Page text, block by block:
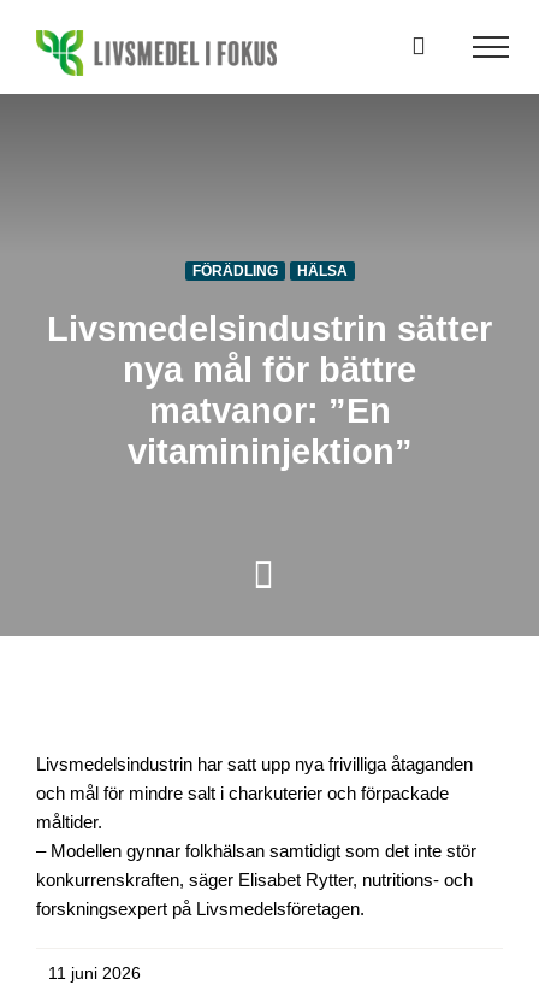
innehållet
FÖRÄDLING HÄLSA
Livsmedelsindustrin sätter
nya mål för bättre
matvanor: ”En
vitamininjektion”
Livsmedelsindustrin har satt upp nya frivilliga åtaganden
och mål för mindre salt i charkuterier och förpackade
måltider.
– Modellen gynnar folkhälsan samtidigt som det inte stör
konkurrenskraften, säger Elisabet Rytter, nutritions- och
forskningsexpert på Livsmedelsföretagen.
11 juni 2026